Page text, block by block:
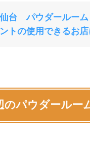
仙台 パウダールーム
トの使用できるお店
のパウダールー